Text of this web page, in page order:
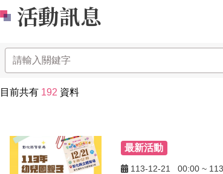
活動訊息
目前共有 192 資料
最新活動
113-12-21 00:00~